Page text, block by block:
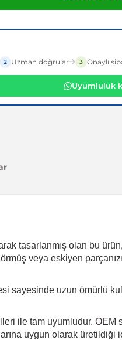
2 Uzman doğrular 3 Onaylı
Uyumluluk
tasarlanmış olan bu
veya eskiyen
sayesinde uzun ömürlü
ile tam uyumludur. OEM
uygun olarak üretildiği